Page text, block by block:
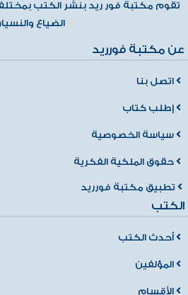
تقوم مكتبة فور ريد بنشر الكتب
الضياع
عن مكتبة فورريد
اتصل بنا
إطلب كتاب
سياسة الخصوصية
حقوق الملكية الفكرية
تطبيق مكتبة فورريد
الكتب
أحدث الكتب
المؤلفين
الأقسام